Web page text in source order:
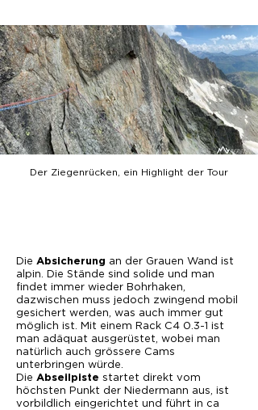
Der Ziegenrücken, ein Highlight der Tour
Die Absicherung an der Grauen Wand ist
alpin. Die Stände sind solide und man
findet immer wieder Bohrhaken,
dazwischen muss jedoch zwingend mobil
gesichert werden, was auch immer gut
möglich ist. Mit einem Rack C4 0.3-1 ist
man adäquat ausgerüstet, wobei man
natürlich auch grössere Cams
unterbringen würde.
Die Abseilpiste startet direkt vom
höchsten Punkt der Niedermann aus, ist
vorbildlich eingerichtet und führt in ca